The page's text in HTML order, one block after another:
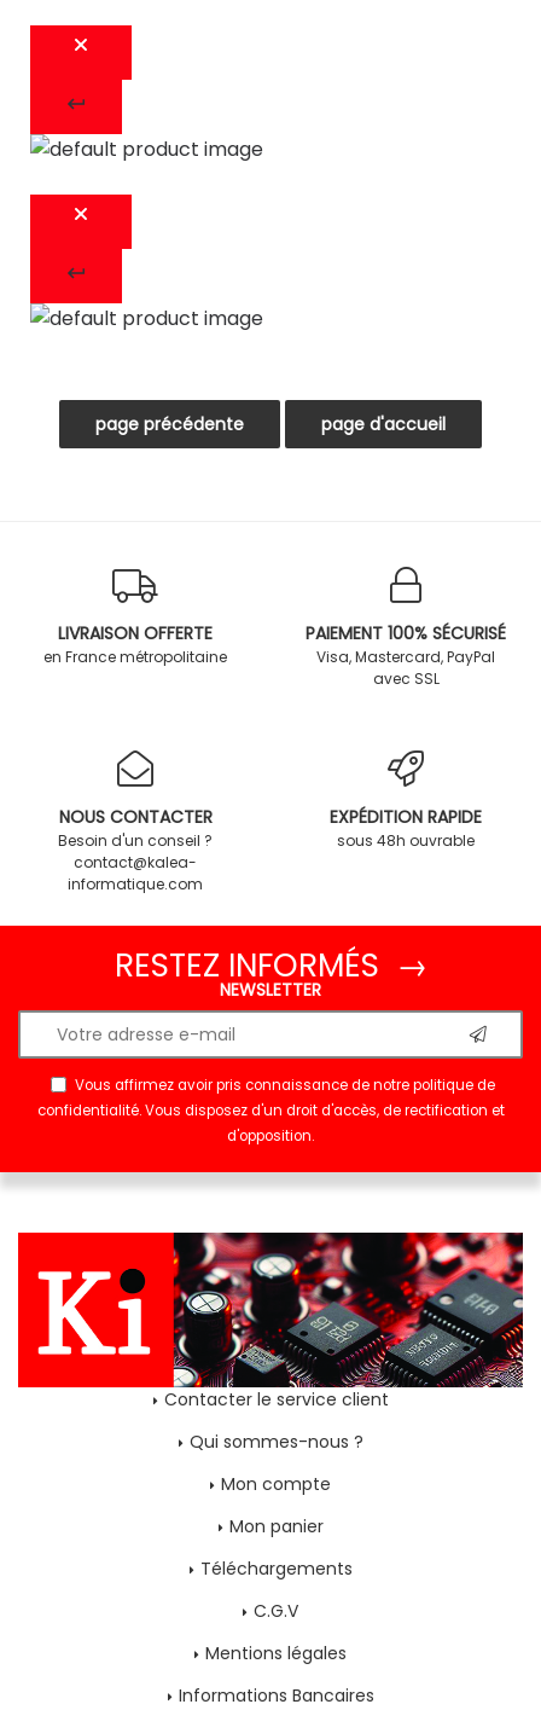
LIVRAISON OFFERTE
en France métropolitaine
PAIEMENT 100% SÉCURISÉ
Visa, Mastercard, PayPal
avec SSL
NOUS CONTACTER
Besoin d'un conseil ?
contact@kalea-
informatique.com
EXPÉDITION RAPIDE
sous 48h ouvrable
RESTEZ INFORMÉS →
NEWSLETTER
Vous affirmez avoir pris connaissance de notrepolitique de
confidentialité. Vous disposez d'un droit d'accès, de rectification et
d'opposition.
Contacter le service client
Qui sommes-nous ?
Mon compte
Mon panier
Téléchargements
C.G.V
Mentions légales
Informations Bancaires